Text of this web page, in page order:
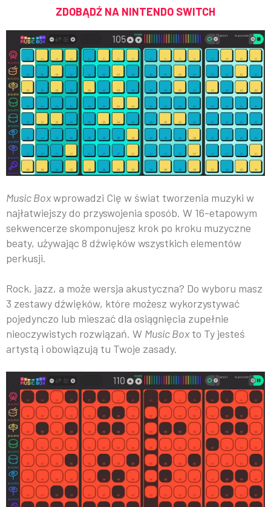
ZDOBĄDŹ NA NINTENDO SWITCH
Music Boxwprowadzi Cię w świat tworzenia muzyki w
najłatwiejszy do przyswojenia sposób. W 16-etapowym
sekwencerze skomponujesz krok po kroku muzyczne
beaty, używając 8 dźwięków wszystkich elementów
perkusji.
Rock, jazz, a może wersja akustyczna? Do wyboru masz
3 zestawy dźwięków, które możesz wykorzystywać
pojedynczo lub mieszać dla osiągnięcia zupełnie
nieoczywistych rozwiązań. W Music Boxto Ty jesteś
artystą i obowiązują tu Twoje zasady.